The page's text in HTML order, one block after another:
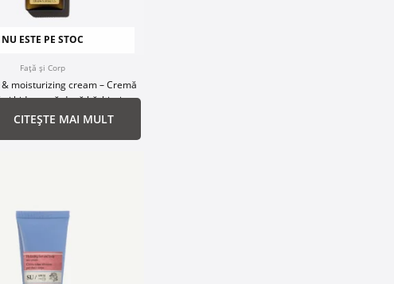
NU ESTE PE STOC
Față și Corp
moisturizing cream – Cremă
și hidratantă după bărbierit
CITEȘTE MAI MULT